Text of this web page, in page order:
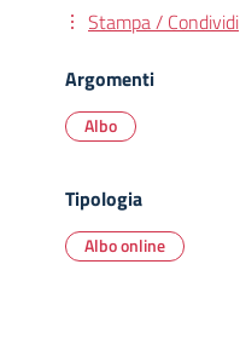
Stampa / Condividi
Argomenti
Albo
Tipologia
Albo online